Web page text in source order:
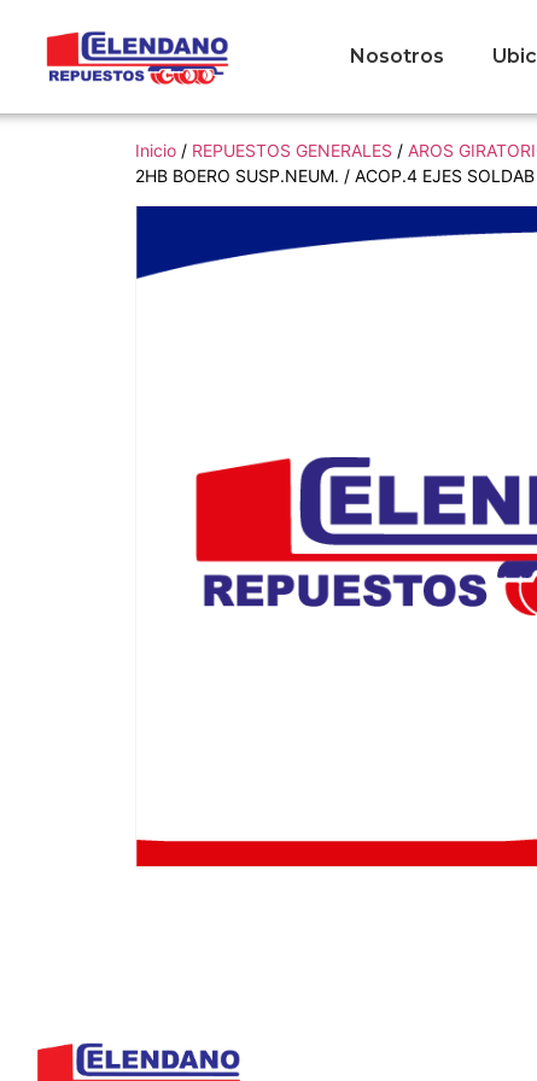
Nosotros
Inicio / REPUESTOS GENERALES / AROS
2HB BOERO SUSP.NEUM. / ACOP.4 EJES SOLDAB